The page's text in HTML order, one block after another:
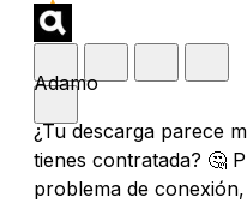
Adamo
¿Tu descarga parece
tienes contratada? 🤔
problema de